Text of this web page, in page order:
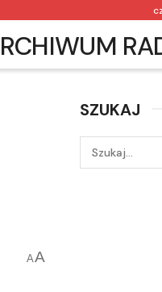
AA
SZUKAJ